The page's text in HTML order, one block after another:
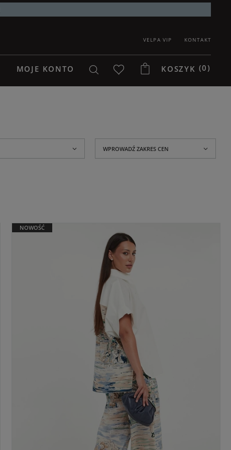
KONTAKT
VELPA VIP
MOJE KONTO KOSZYK (0)
WPROWADŹ ZAKRES CEN
NOWOŚĆ